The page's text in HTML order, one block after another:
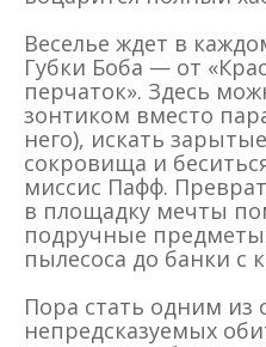
Веселье ждет в
Губки Боба — от
перчаток». Здесь
зонтиком вместо
него), искать
сокровища и
миссис Пафф.
в площадку мечты
подручные
пылесоса до банки с
Пора стать одним из
непредсказуемых